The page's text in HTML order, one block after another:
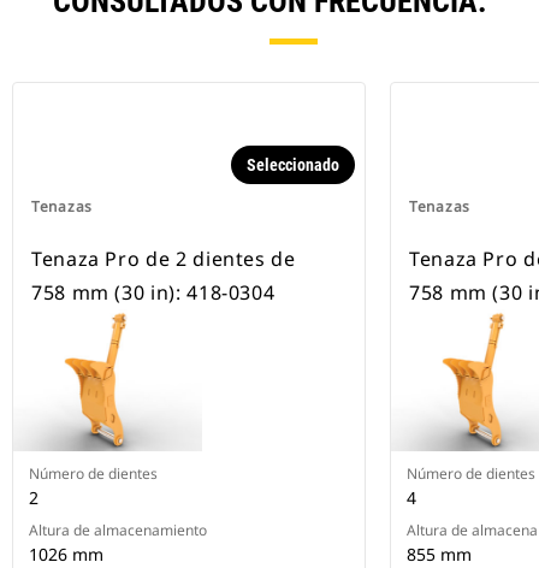
Tenazas
Seleccionado
Tenaza Pro de 2 dientes de
758 mm (30 in): 418-0304
Número de dientes
2
Altura de almacenamiento
1026 mm
Tenazas
Tenaza Pro
758 mm (30
Número de dientes
4
Altura de
855 mm